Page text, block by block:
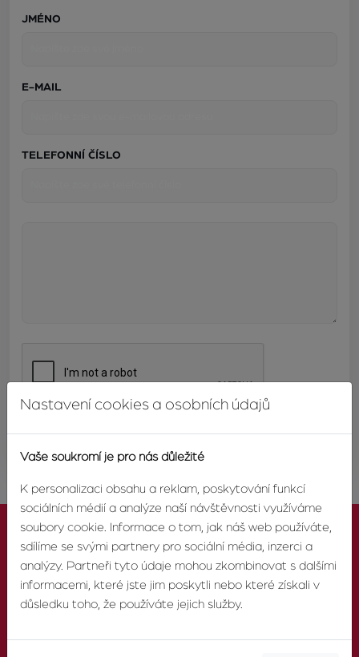
JMÉNO
E-MAIL
TELEFONNÍ ČÍSLO
KONTAKTUJTE NÁS
Nastavení cookies a osobních údajů
Vaše soukromí je pro nás důležité
K personalizaci obsahu a reklam, poskytování funkcí
sociálních médií a analýze naší návštěvnosti využíváme
soubory cookie. Informace o tom, jak náš web používáte,
sdílíme se svými partnery pro sociální média, inzerci a
analýzy. Partneři tyto údaje mohou zkombinovat s dalšími
informacemi, které jste jim poskytli nebo které získali v
důsledku toho, že používáte jejich služby.